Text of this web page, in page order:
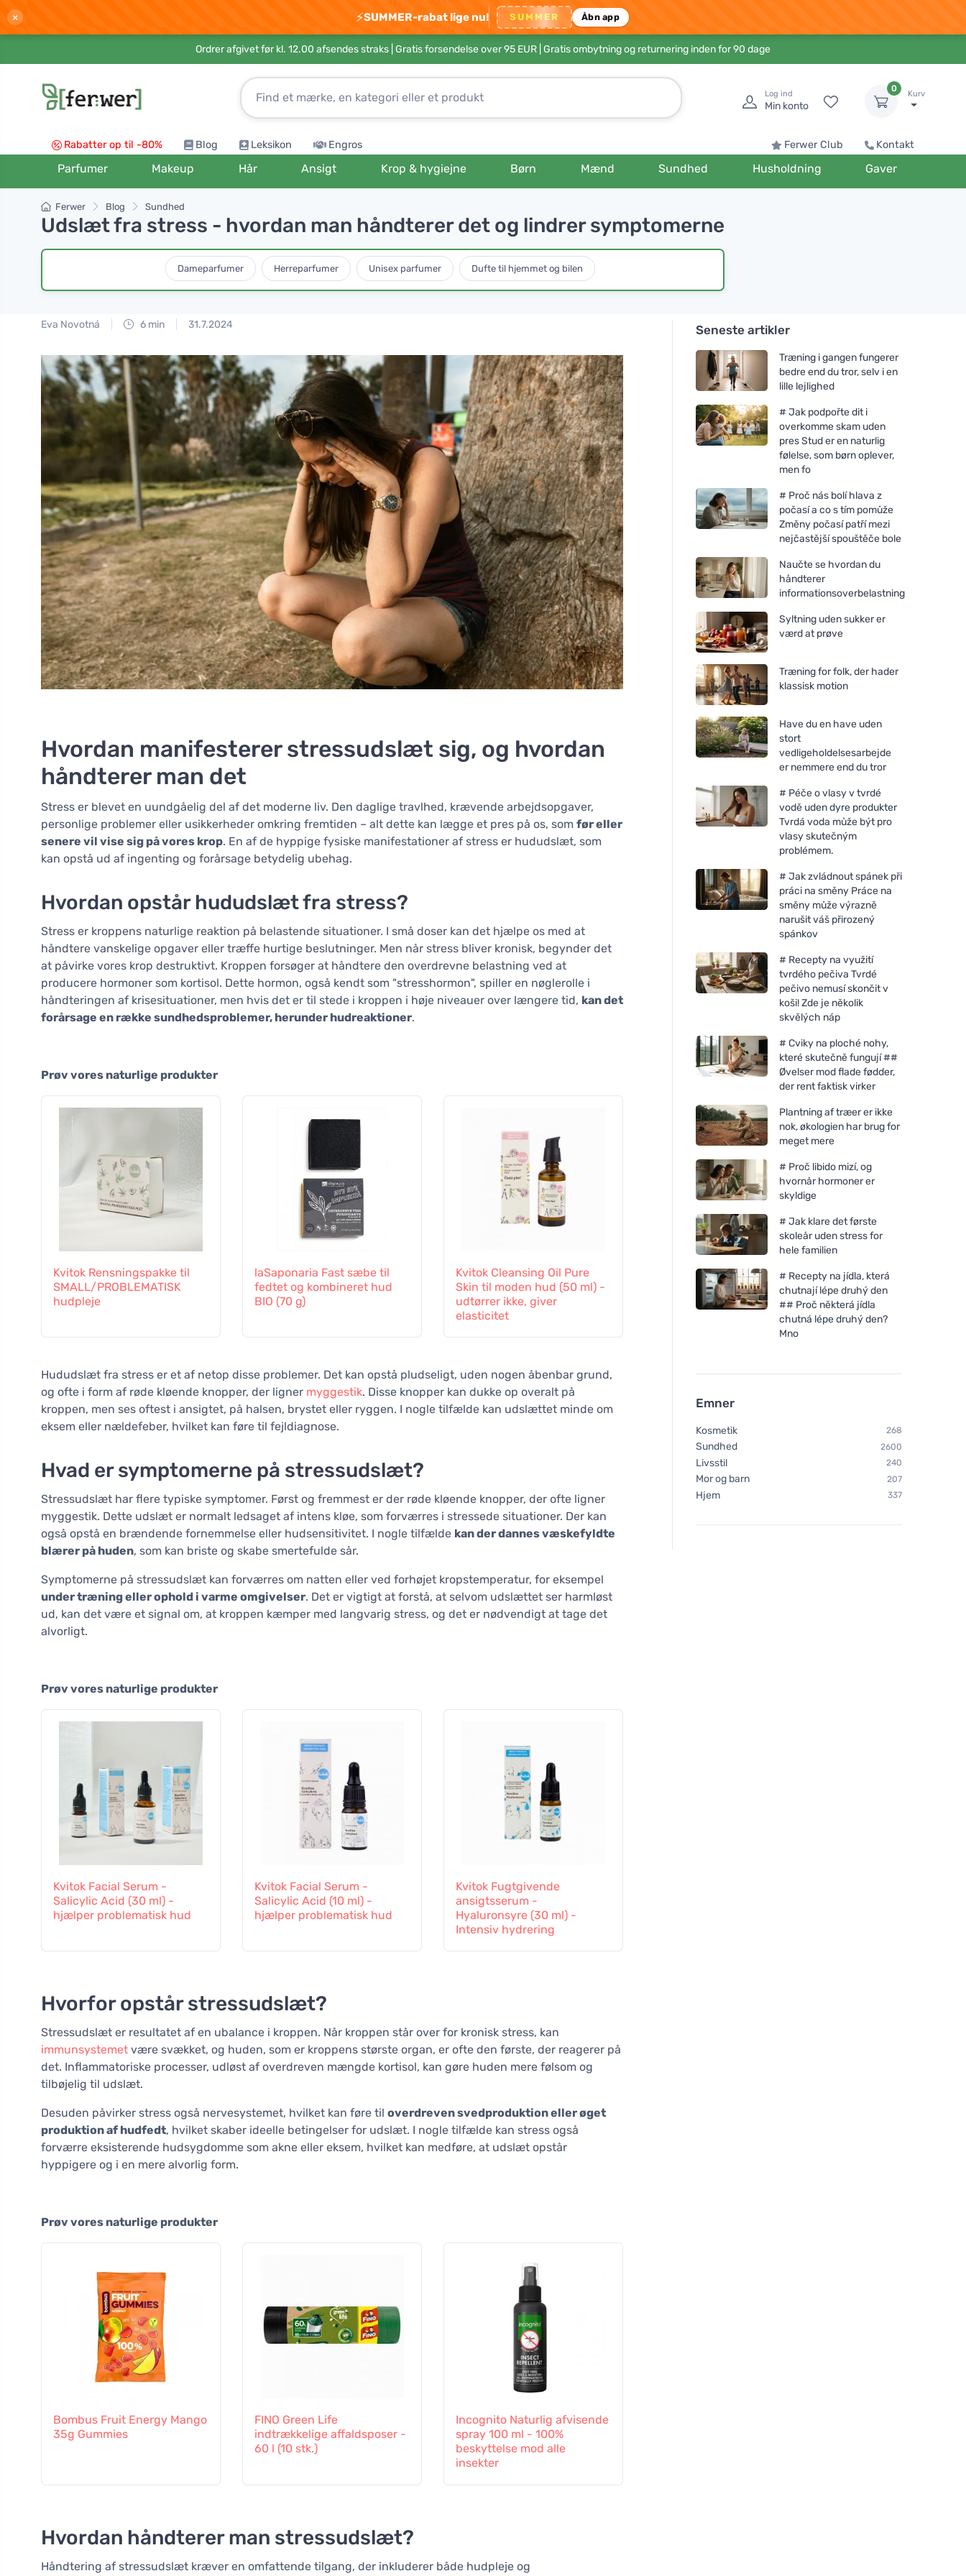
× ⚡SUMMER-rabat lige nu! SUMMER Åbn app
Ordrer afgivet før kl. 12.00 afsendes straks | Gratis forsendelse over 95 EUR | Gratis ombytning og returnering inden for 90 dage
Log ind
Min konto
0
Kurv
Rabatter op til -80% Blog Leksikon Engros Ferwer Club Kontakt
Parfumer Makeup Hår Ansigt Krop & hygiejne Børn Mænd Sundhed Husholdning Gaver
Ferwer Blog Sundhed
Udslæt fra stress - hvordan man håndterer det og lindrer symptomerne
Dameparfumer Herreparfumer Unisex parfumer Dufte til hjemmet og bilen
Eva Novotná 6 min 31.7.2024
Hvordan manifesterer stressudslæt sig, og hvordan
håndterer man det
Stress er blevet en uundgåelig del af det moderne liv. Den daglige travlhed, krævende arbejdsopgaver,
personlige problemer eller usikkerheder omkring fremtiden – alt dette kan lægge et pres på os, som før eller
senere vil vise sig på vores krop. En af de hyppige fysiske manifestationer af stress er hududslæt, som
kan opstå ud af ingenting og forårsage betydelig ubehag.
Hvordan opstår hududslæt fra stress?
Stress er kroppens naturlige reaktion på belastende situationer. I små doser kan det hjælpe os med at
håndtere vanskelige opgaver eller træffe hurtige beslutninger. Men når stress bliver kronisk, begynder det
at påvirke vores krop destruktivt. Kroppen forsøger at håndtere den overdrevne belastning ved at
producere hormoner som kortisol. Dette hormon, også kendt som "stresshormon", spiller en nøglerolle i
håndteringen af krisesituationer, men hvis det er til stede i kroppen i høje niveauer over længere tid, kan det
forårsage en række sundhedsproblemer, herunder hudreaktioner.
Prøv vores naturlige produkter
Kvitok Rensningspakke til
SMALL/PROBLEMATISK
hudpleje
laSaponaria Fast sæbe til
fedtet og kombineret hud
BIO (70 g)
Kvitok Cleansing Oil Pure
Skin til moden hud (50 ml) -
udtørrer ikke, giver
elasticitet
Kvitok Rengøringsolie til
problematisk hud (50 ml) -
efterlader ikke en fedtet film
Kvitok
og følsom hud (50
efterlader ikke en
Hududslæt fra stress er et af netop disse problemer. Det kan opstå pludseligt, uden nogen åbenbar grund,
og ofte i form af røde kløende knopper, der ligner myggestik. Disse knopper kan dukke op overalt på
kroppen, men ses oftest i ansigtet, på halsen, brystet eller ryggen. I nogle tilfælde kan udslættet minde om
eksem eller nældefeber, hvilket kan føre til fejldiagnose.
Hvad er symptomerne på stressudslæt?
Stressudslæt har flere typiske symptomer. Først og fremmest er der røde kløende knopper, der ofte ligner
myggestik. Dette udslæt er normalt ledsaget af intens kløe, som forværres i stressede situationer. Der kan
også opstå en brændende fornemmelse eller hudsensitivitet. I nogle tilfælde kan der dannes væskefyldte
blærer på huden, som kan briste og skabe smertefulde sår.
Symptomerne på stressudslæt kan forværres om natten eller ved forhøjet kropstemperatur, for eksempel
under træning eller ophold i varme omgivelser. Det er vigtigt at forstå, at selvom udslættet ser harmløst
ud, kan det være et signal om, at kroppen kæmper med langvarig stress, og det er nødvendigt at tage det
alvorligt.
Prøv vores naturlige produkter
Kvitok Facial Serum -
Salicylic Acid (30 ml) -
hjælper problematisk hud
Kvitok Facial Serum -
Salicylic Acid (10 ml) -
hjælper problematisk hud
Kvitok Fugtgivende
ansigtsserum -
Hyaluronsyre (30 ml) -
Intensiv hydrering
Hvorfor opstår stressudslæt?
Stressudslæt er resultatet af en ubalance i kroppen. Når kroppen står over for kronisk stress, kan
immunsystemet være svækket, og huden, som er kroppens største organ, er ofte den første, der reagerer på
det. Inflammatoriske processer, udløst af overdreven mængde kortisol, kan gøre huden mere følsom og
tilbøjelig til udslæt.
Desuden påvirker stress også nervesystemet, hvilket kan føre til overdreven svedproduktion eller øget
produktion af hudfedt, hvilket skaber ideelle betingelser for udslæt. I nogle tilfælde kan stress også
forværre eksisterende hudsygdomme som akne eller eksem, hvilket kan medføre, at udslæt opstår
hyppigere og i en mere alvorlig form.
Prøv vores naturlige produkter
Bombus Fruit Energy Mango
35g Gummies
FINO Green Life
indtrækkelige affaldsposer -
60 l (10 stk.)
Incognito Naturlig afvisende
spray 100 ml - 100%
beskyttelse mod alle
insekter
Hvordan håndterer man stressudslæt?
Håndtering af stressudslæt kræver en omfattende tilgang, der inkluderer både hudpleje og
Seneste artikler
Træning i gangen fungerer
bedre end du tror, selv i en
lille lejlighed
# Jak podpořte dit i
overkomme skam uden
pres Stud er en naturlig
følelse, som børn oplever,
men fo
# Proč nás bolí hlava z
počasí a co s tím pomůže
Změny počasí patří mezi
nejčastější spouštěče bole
Naučte se hvordan du
håndterer
informationsoverbelastning
Syltning uden sukker er
værd at prøve
Træning for folk, der hader
klassisk motion
Have du en have uden
stort
vedligeholdelsesarbejde
er nemmere end du tror
# Péče o vlasy v tvrdé
vodě uden dyre produkter
Tvrdá voda může být pro
vlasy skutečným
problémem.
# Jak zvládnout spánek při
práci na směny Práce na
směny může výrazně
narušit váš přirozený
spánkov
# Recepty na využití
tvrdého pečiva Tvrdé
pečivo nemusí skončit v
koši! Zde je několik
skvělých náp
# Cviky na ploché nohy,
které skutečně fungují ##
Øvelser mod flade fødder,
der rent faktisk virker
Plantning af træer er ikke
nok, økologien har brug for
meget mere
# Proč libido mizí, og
hvornår hormoner er
skyldige
# Jak klare det første
skoleår uden stress for
hele familien
# Recepty na jídla, která
chutnají lépe druhý den
## Proč některá jídla
chutná lépe druhý den?
Mno
Emner
Kosmetik 268
Sundhed 2600
Livsstil 240
Mor og barn 207
Hjem 337